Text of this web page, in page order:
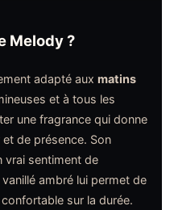
Melody ?
adapté aux matins
et à tous les
une fragrance qui donne
et de présence. Son
vrai sentiment de
ambré lui permet de
sur la durée.